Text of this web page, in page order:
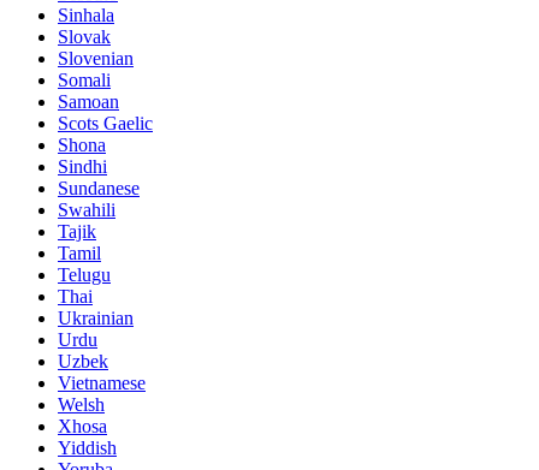
Sinhala
Slovak
Slovenian
Somali
Samoan
Scots Gaelic
Shona
Sindhi
Sundanese
Swahili
Tajik
Tamil
Telugu
Thai
Ukrainian
Urdu
Uzbek
Vietnamese
Welsh
Xhosa
Yiddish